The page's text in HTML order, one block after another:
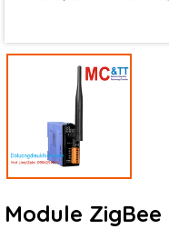
Module ZigBee
Điều kiện: